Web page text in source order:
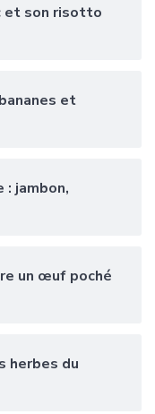
et son risotto
et
: jambon,
un œuf poché
herbes du